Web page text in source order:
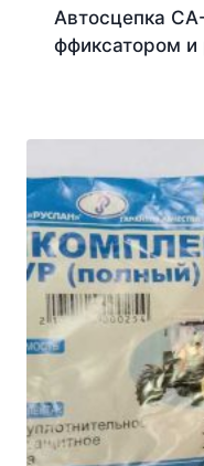
Автосцепка
ффиксатором и